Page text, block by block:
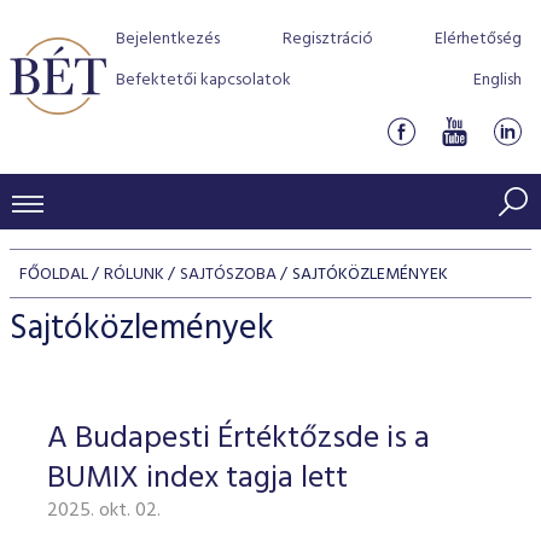
Bejelentkezés Regisztráció
Elérhetőség
Befektetői kapcsolatok
English
KERESKEDÉSI ADATOK
INDEXEK
Jelzáloglevél indexek
Vállalati kötvény indexek
Azonnali Piac
Részvények
Származékos piac
BEFEKTETŐK
Részvény szekció
Hitelpapír szekció
BÉT szabályzatok
Befektetővédelem
Alkalmazott díjstruktúra
Elszámolás
Részvény és vállalati kötvény tőzsdei bevezetését
program
BÉT Xtend - Részvénypiac egyszerűen
TŐZSDETAGOK
Tőzsdetagok, üzletkötők
VENDOROK
FŐOLDAL RÓLUNK SAJTÓSZOBA SAJTÓKÖZLEMÉNYEK
Sajtóközlemények
A Budapesti Értéktőzsde is a
BUMIX index tagja lett
2025. okt. 02.